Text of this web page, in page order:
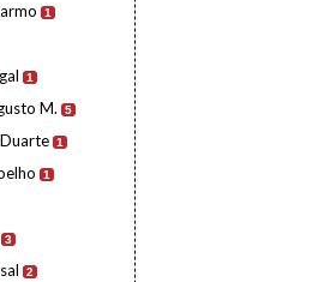
1
1
M. 5
1
1
3
2